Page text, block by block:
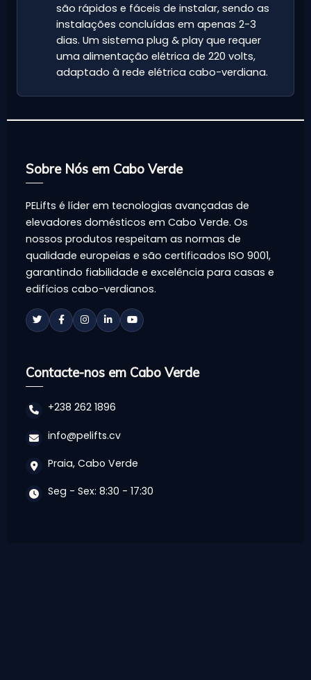
são rápidos e fáceis de instalar, sendo as
instalações concluídas em apenas 2-3
dias. Um sistema plug & play que requer
uma alimentação elétrica de 220 volts,
adaptado à rede elétrica cabo-verdiana.
Sobre Nós em Cabo Verde
PELifts é líder em tecnologias avançadas de
elevadores domésticos em Cabo Verde. Os
nossos produtos respeitam as normas de
qualidade europeias e são certificados ISO 9001,
garantindo fiabilidade e excelência para casas e
edifícios cabo-verdianos.
Contacte-nos em Cabo Verde
+238 262 1896
info@pelifts.cv
Praia, Cabo Verde
Seg - Sex: 8:30 - 17:30